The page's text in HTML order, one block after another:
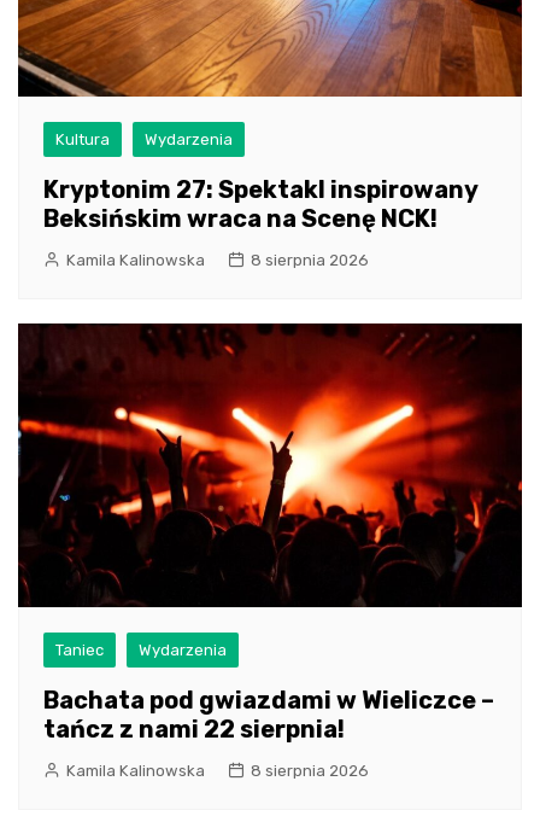
Kultura Wydarzenia
Kryptonim 27: Spektakl inspirowany
Beksińskim wraca na Scenę NCK!
Kamila Kalinowska 8 sierpnia 2026
Taniec Wydarzenia
Bachata pod gwiazdami w Wieliczce –
tańcz z nami 22 sierpnia!
Kamila Kalinowska 8 sierpnia 2026